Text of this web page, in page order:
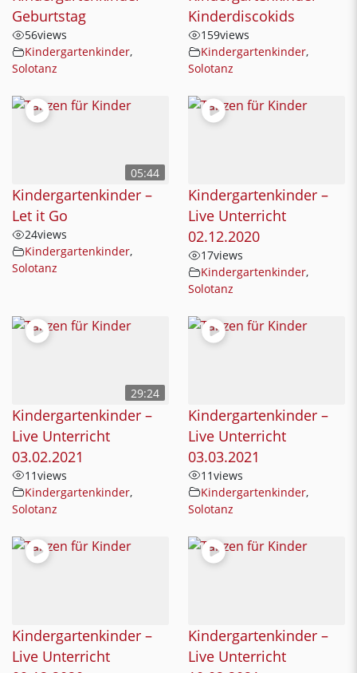
Geburtstag
56views
Kindergartenkinder,
Solotanz
Kinderdiscokids
159views
Kindergartenkinder,
Solotanz
05:44
Kindergartenkinder –
Let it Go
24views
Kindergartenkinder,
Solotanz
Kindergartenkinder –
Live Unterricht
02.12.2020
17views
Kindergartenkinder,
Solotanz
29:24
Kindergartenkinder –
Live Unterricht
03.02.2021
11views
Kindergartenkinder,
Solotanz
Kindergartenkinder –
Live Unterricht
03.03.2021
11views
Kindergartenkinder,
Solotanz
Kindergartenkinder –
Live Unterricht
Kindergartenkinder –
Live Unterricht